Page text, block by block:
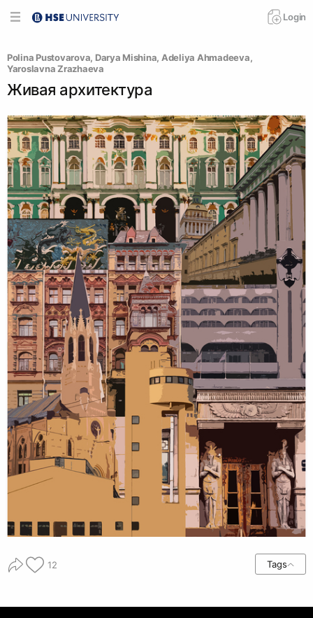
Login
Polina Pustovarova, Darya Mishina, Adeliya Ahmadeeva,
Yaroslavna Zrazhaeva
Живая архитектура
12 Tags